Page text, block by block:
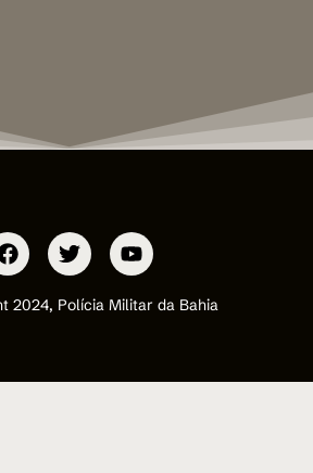
2024, Polícia Militar da Bahia